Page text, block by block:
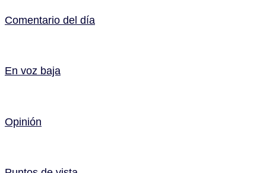
Comentario del día
En voz baja
Opinión